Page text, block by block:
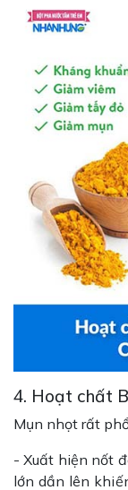
4. Hoạt chất
Mụn nhọt rất
- Xuất hiện nốt
lớn dần lên